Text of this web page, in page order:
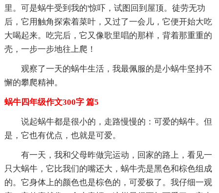
里。可是蜗牛受到我的'惊吓，试图回到屋顶。徒劳无功
后，它用触角探索着菜叶，又过了一会儿，它便开始大吃
大喝起来。吃完后，它又像歌里唱的那样，背着那重重的
壳，一步一步地往上爬！
观察了一天的蜗牛生活，我最佩服的是小蜗牛坚持不
懈的攀爬精神。
蜗牛四年级作文300字 篇5
说起蜗牛都是很小的，走路慢慢的：可爱的蜗牛。但
是，它也有优点，也就是可爱。
有一天，我和父母昨做完运动，回家的路上，看见一
只大蜗牛，它比我们的嘴还大，蜗牛壳是黑色和棕色组成
的。它身体上的颜色也是棕色的，可爱极了。我仔细一观